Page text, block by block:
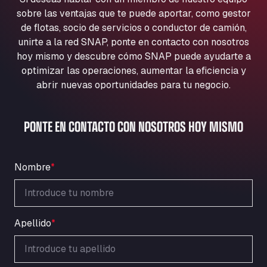
Aqua Ariva GmbH
Marie-Curie-Straße 24, 68219
Aral Autohof Bockel
An der Autobahn 1, 27404
ARAL Autohof Bockenem
Oppelner Str. 1, 31167
Nellinger Str. 24, 89188
ARAL Autohof Preis
ARAL Tankstelle - XXL Truckwash.de
GmbH
Obernburger Str. 127, 63811
Ardleigh South Services
a120 westbound, CO77SL
Area 47 Hermanos Rico
Autovia A4 km 47, 28300
sobre las ventajas que te puede aportar, como gestor
de flotas, socio de servicios o conductor de camión,
unirte a la red SNAP, ponte en contacto con nosotros
hoy mismo y descubre cómo SNAP puede ayudarte a
optimizar las operaciones, aumentar la eficiencia y
abrir nuevas oportunidades para tu negocio.
PONTE EN CONTACTO CON NOSOTROS HOY MISMO
Nombre*
Apellido*